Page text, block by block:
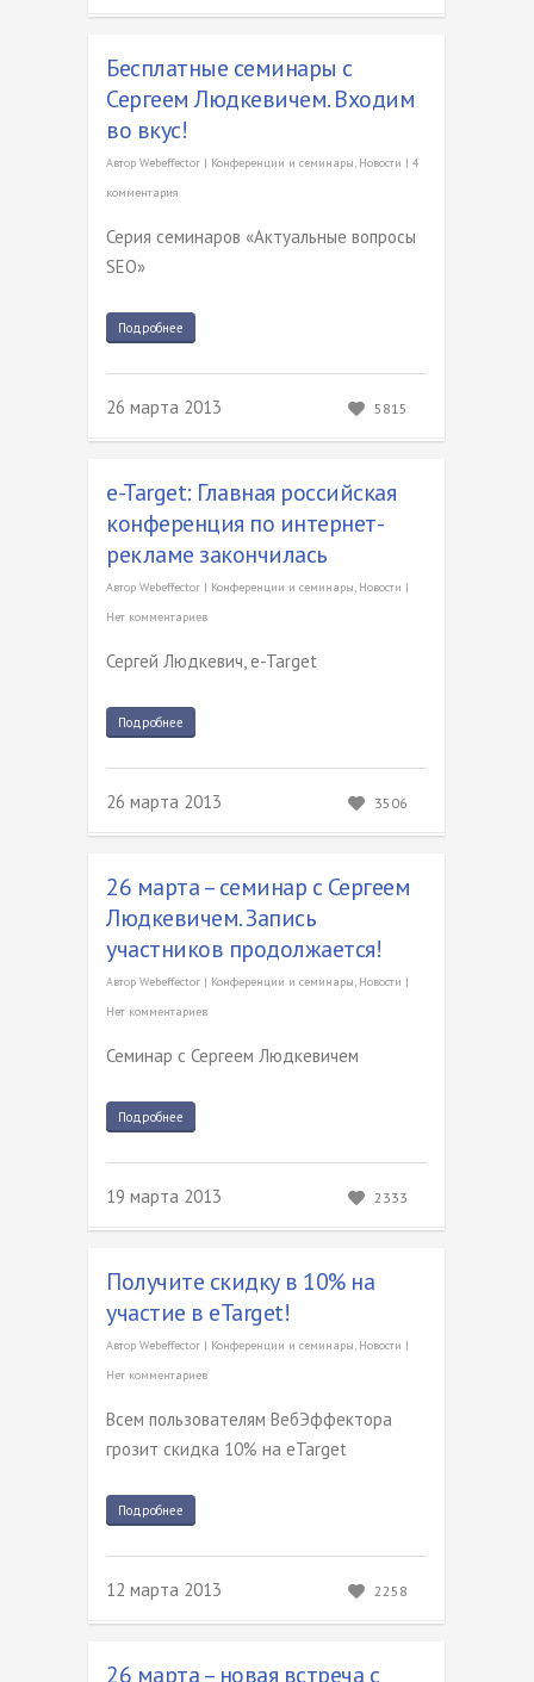
Бесплатные семинары с
Сергеем Людкевичем. Входим
во вкус!
Автор Webeffector | Конференции и семинары, Новости | 4
комментария
Серия семинаров «Актуальные вопросы
SEO»
Подробнее
26 марта 2013 5815
e-Target: Главная российская
конференция по интернет-
рекламе закончилась
Автор Webeffector | Конференции и семинары, Новости |
Нет комментариев
Сергей Людкевич, e-Target
Подробнее
26 марта 2013 3506
26 марта – семинар с Сергеем
Людкевичем. Запись
участников продолжается!
Автор Webeffector | Конференции и семинары, Новости |
Нет комментариев
Семинар с Сергеем Людкевичем
Подробнее
19 марта 2013 2333
Получите скидку в 10% на
участие в eTarget!
Автор Webeffector | Конференции и семинары, Новости |
Нет комментариев
Всем пользователям ВебЭффектора
грозит скидка 10% на eTarget
Подробнее
12 марта 2013 2258
26 марта – новая встреча с